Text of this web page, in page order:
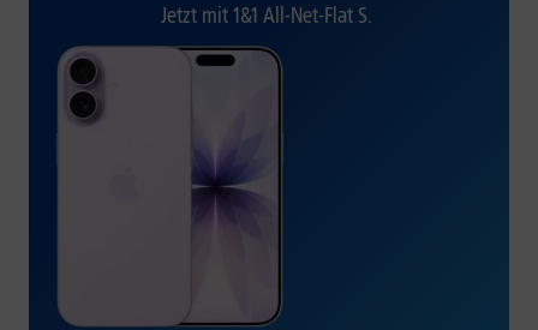
Jetzt mit 1&1 All-Net-Flat S.